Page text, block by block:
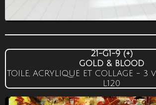
21-G1-9 (+)
GOLD & BLOOD
TOILE, ACRYLIQUE ET COLLAGE -
L120